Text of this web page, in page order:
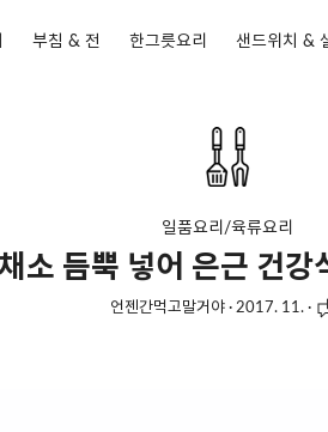
부침 & 전 한그릇요리 샌드위치 &
일품요리/육류요리
소 듬뿍 넣어 은근 건강
언젠간먹고말거야 · 2017. 11. ·